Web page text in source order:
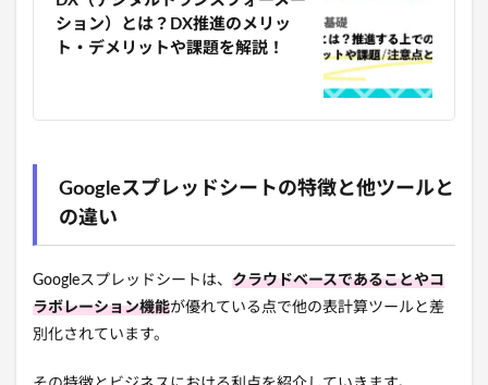
ション）とは？DX推進のメリッ
ト・デメリットや課題を解説！
Googleスプレッドシートの特徴と他ツールと
の違い
Googleスプレッドシートは、 クラウドベースであることやコ
ラボレーション機能が優れている点で他の表計算ツールと差
別化されています。